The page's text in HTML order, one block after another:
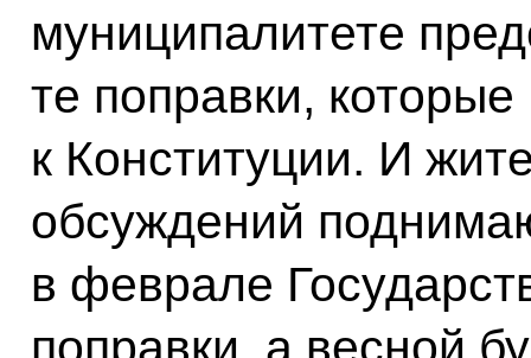
муниципалитете
те поправки,
к Конституции. И
обсуждений
в феврале